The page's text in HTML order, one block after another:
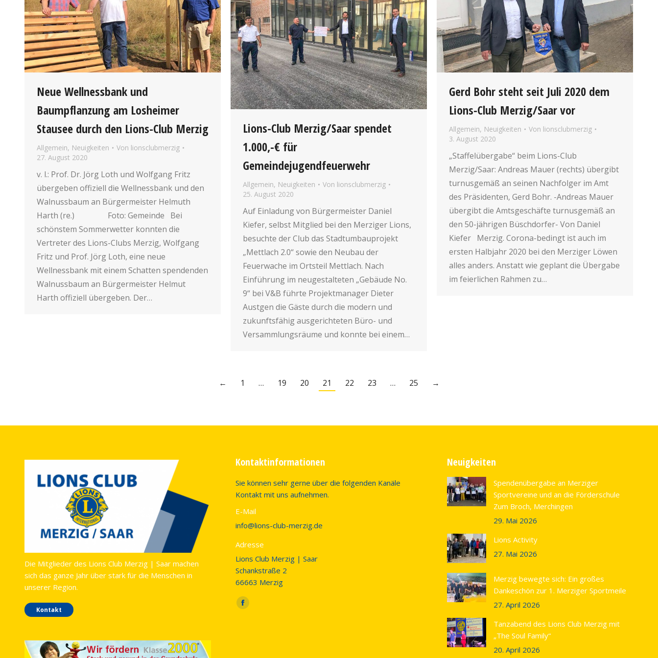
Neue Wellnessbank und
Baumpflanzung am Losheimer
Stausee durch den Lions-Club Merzig
Allgemein, Neuigkeiten Von lionsclubmerzig
27. August 2020
v. l.: Prof. Dr. Jörg Loth und Wolfgang Fritz
übergeben offiziell die Wellnessbank und den
Walnussbaum an Bürgermeister Helmuth
Harth (re.) Foto: Gemeinde Bei
schönstem Sommerwetter konnten die
Vertreter des Lions-Clubs Merzig, Wolfgang
Fritz und Prof. Jörg Loth, eine neue
Wellnessbank mit einem Schatten spendenden
Walnussbaum an Bürgermeister Helmut
Harth offiziell übergeben. Der…
Lions-Club Merzig/Saar spendet
1.000,-€ für
Gemeindejugendfeuerwehr
Allgemein, Neuigkeiten Von lionsclubmerzig
25. August 2020
Auf Einladung von Bürgermeister Daniel
Kiefer, selbst Mitglied bei den Merziger Lions,
besuchte der Club das Stadtumbauprojekt
„Mettlach 2.0“ sowie den Neubau der
Feuerwache im Ortsteil Mettlach. Nach
Einführung im neugestalteten „Gebäude No.
9“ bei V&B führte Projektmanager Dieter
Austgen die Gäste durch die modern und
zukunftsfähig ausgerichteten Büro- und
Versammlungsräume und konnte bei einem…
Gerd Bohr steht seit Juli 2020 dem
Lions-Club Merzig/Saar vor
Allgemein, Neuigkeiten Von lionsclubmerzig
3. August 2020
„Staffelübergabe“ beim Lions-Club
Merzig/Saar: Andreas Mauer (rechts) übergibt
turnusgemäß an seinen Nachfolger im Amt
des Präsidenten, Gerd Bohr. -Andreas Mauer
übergibt die Amtsgeschäfte turnusgemäß an
den 50-jährigen Büschdorfer- Von Daniel
Kiefer Merzig. Corona-bedingt ist auch im
ersten Halbjahr 2020 bei den Merziger Löwen
alles anders. Anstatt wie geplant die Übergabe
im feierlichen Rahmen zu…
← 1 … 19 20 21 22 23 … 25 →
Die Mitglieder des Lions Club Merzig | Saar machen
sich das ganze Jahr über stark für die Menschen in
unserer Region.
Kontakt
Kontaktinformationen
Sie können sehr gerne über die folgenden Kanäle
Kontakt mit uns aufnehmen.
E-Mail
info@lions-club-merzig.de
Adresse
Lions Club Merzig | Saar
Schankstraße 2
66663 Merzig
Finden Sie uns auf:
Facebook
Neuigkeiten
Spendenübergabe an Merziger
Sportvereine und an die Förderschule
Zum Broch, Merchingen
29. Mai 2026
Lions Activity
27. Mai 2026
Merzig bewegte sich: Ein großes
Dankeschön zur 1. Merziger Sportmeile
27. April 2026
Tanzabend des Lions Club Merzig mit
„The Soul Family“
20. April 2026